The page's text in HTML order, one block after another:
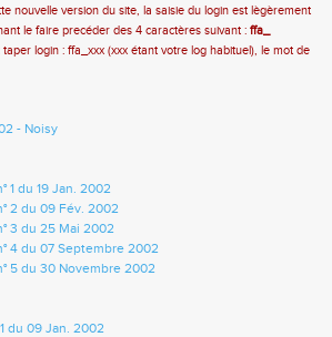
nouvelle version du site, la saisie du login est lègèrement
le faire precéder des 4 caractères suivant : ffa_
login : ffa_xxx (xxx étant votre log habituel), le mot de
- Noisy
1 du 19 Jan. 2002
2 du 09 Fév. 2002
3 du 25 Mai 2002
4 du 07 Septembre 2002
5 du 30 Novembre 2002
du 09 Jan. 2002